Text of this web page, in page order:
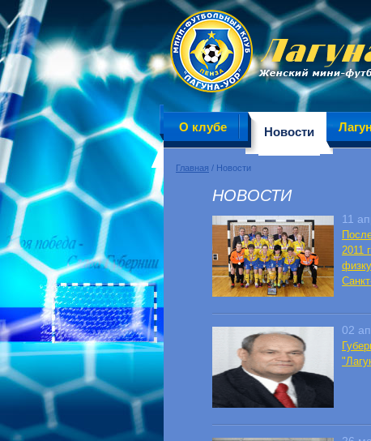
О клубе Новости
Главная / Новости
НОВОСТИ
11
2011
02